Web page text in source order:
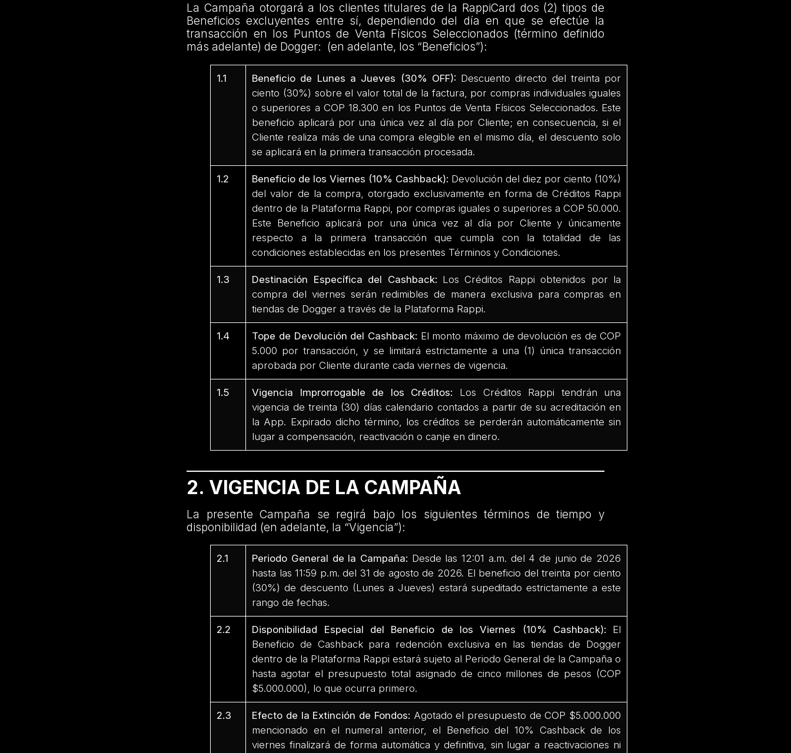
La Campaña otorgará a los clientes titulares de la RappiCard dos (2) tipos de
Beneficios excluyentes entre sí, dependiendo del día en que se efectúe la
transacción en los Puntos de Venta Físicos Seleccionados (término definido
más adelante) de Dogger: (en adelante, los “Beneficios”):
1.1 Beneficio de Lunes a Jueves (30% OFF): Descuento directo del treinta por
ciento (30%) sobre el valor total de la factura, por compras individuales iguales
o superiores a COP 18.300 en los Puntos de Venta Físicos Seleccionados. Este
beneficio aplicará por una única vez al día por Cliente; en consecuencia, si el
Cliente realiza más de una compra elegible en el mismo día, el descuento solo
se aplicará en la primera transacción procesada.
1.2 Beneficio de los Viernes (10% Cashback): Devolución del diez por ciento (10%)
del valor de la compra, otorgado exclusivamente en forma de Créditos Rappi
dentro de la Plataforma Rappi, por compras iguales o superiores a COP 50.000.
Este Beneficio aplicará por una única vez al día por Cliente y únicamente
respecto a la primera transacción que cumpla con la totalidad de las
condiciones establecidas en los presentes Términos y Condiciones.
1.3 Destinación Específica del Cashback: Los Créditos Rappi obtenidos por la
compra del viernes serán redimibles de manera exclusiva para compras en
tiendas de Dogger a través de la Plataforma Rappi.
1.4 Tope de Devolución del Cashback: El monto máximo de devolución es de COP
5.000 por transacción, y se limitará estrictamente a una (1) única transacción
aprobada por Cliente durante cada viernes de vigencia.
1.5 Vigencia Improrrogable de los Créditos: Los Créditos Rappi tendrán una
vigencia de treinta (30) días calendario contados a partir de su acreditación en
la App. Expirado dicho término, los créditos se perderán automáticamente sin
lugar a compensación, reactivación o canje en dinero.
2. VIGENCIA DE LA CAMPAÑA
La presente Campaña se regirá bajo los siguientes términos de tiempo y
disponibilidad (en adelante, la “Vigencia”):
2.1 Periodo General de la Campaña: Desde las 12:01 a.m. del 4 de junio de 2026
hasta las 11:59 p.m. del 31 de agosto de 2026. El beneficio del treinta por ciento
(30%) de descuento (Lunes a Jueves) estará supeditado estrictamente a este
rango de fechas.
2.2 Disponibilidad Especial del Beneficio de los Viernes (10% Cashback): El
Beneficio de Cashback para redención exclusiva en las tiendas de Dogger
dentro de la Plataforma Rappi estará sujeto al Periodo General de la Campaña o
hasta agotar el presupuesto total asignado de cinco millones de pesos (COP
$5.000.000), lo que ocurra primero.
2.3 Efecto de la Extinción de Fondos: Agotado el presupuesto de COP $5.000.000
mencionado en el numeral anterior, el Beneficio del 10% Cashback de los
viernes finalizará de forma automática y definitiva, sin lugar a reactivaciones ni